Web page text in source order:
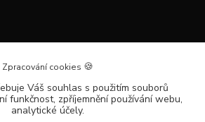
936 535
– 16:00
Zpracování cookies 🍪
Váš souhlas s použitím souborů
funkčnost, zpříjemnění používání webu,
analytické účely.